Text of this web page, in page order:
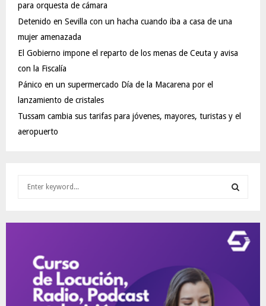
para orquesta de cámara
Detenido en Sevilla con un hacha cuando iba a casa de una
mujer amenazada
El Gobierno impone el reparto de los menas de Ceuta y avisa
con la Fiscalía
Pánico en un supermercado Día de la Macarena por el
lanzamiento de cristales
Tussam cambia sus tarifas para jóvenes, mayores, turistas y el
aeropuerto
E